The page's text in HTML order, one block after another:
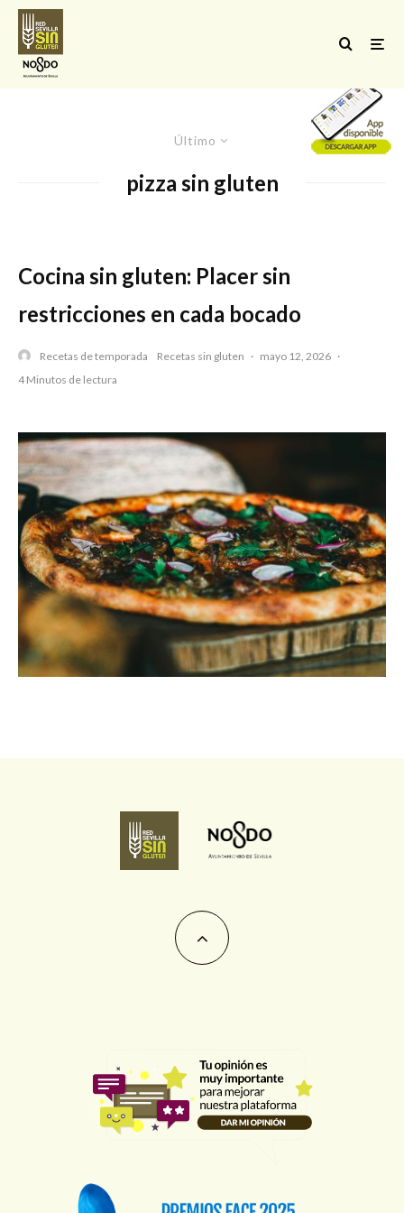
Último
pizza sin gluten
Cocina sin gluten: Placer sin
restricciones en cada bocado
Recetas de temporada Recetas sin gluten · mayo 12, 2026 ·
4 Minutos de lectura